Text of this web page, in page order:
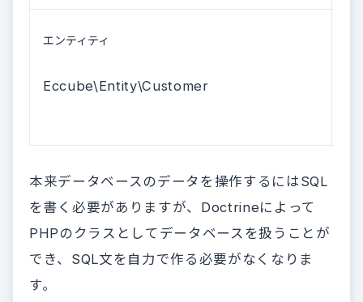
エンティティ
Eccube\Entity\Customer
本来データベースのデータを操作するにはSQL
を書く必要がありますが、Doctrineによって
PHPのクラスとしてデータベースを扱うことが
でき、SQL文を自力で作る必要がなくなりま
す。